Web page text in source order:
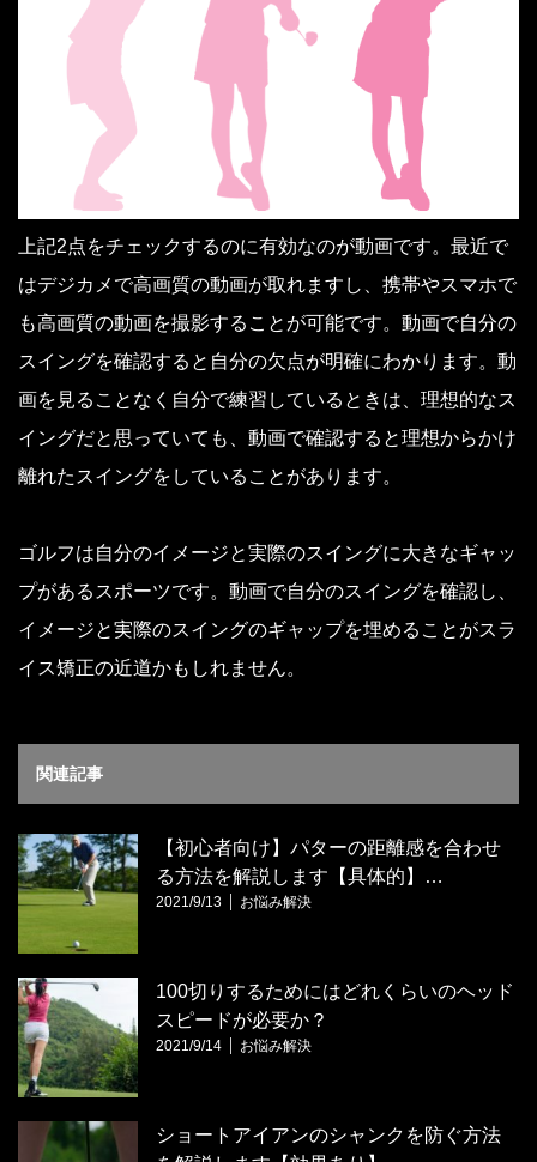
上記2点をチェックするのに有効なのが動画です。最近で
はデジカメで高画質の動画が取れますし、携帯やスマホで
も高画質の動画を撮影することが可能です。動画で自分の
スイングを確認すると自分の欠点が明確にわかります。動
画を見ることなく自分で練習しているときは、理想的なス
イングだと思っていても、動画で確認すると理想からかけ
離れたスイングをしていることがあります。
ゴルフは自分のイメージと実際のスイングに大きなギャッ
プがあるスポーツです。動画で自分のスイングを確認し、
イメージと実際のスイングのギャップを埋めることがスラ
イス矯正の近道かもしれません。
関連記事
【初心者向け】パターの距離感を合わせ
る方法を解説します【具体的】…
2021/9/13 お悩み解決
100切りするためにはどれくらいのヘッド
スピードが必要か？
2021/9/14 お悩み解決
ショートアイアンのシャンクを防ぐ方法